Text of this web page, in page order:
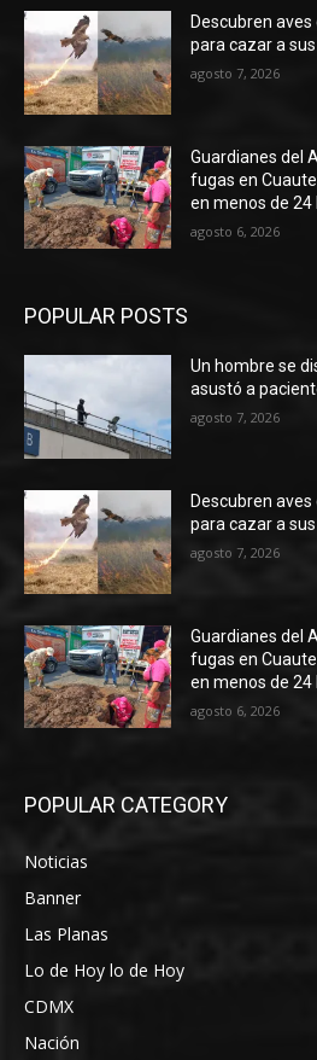
Descubren
para cazar a
agosto 7, 2026
Guardianes del
fugas en
en menos de 24
agosto 6, 2026
POPULAR POSTS
Un hombre se
asustó a
agosto 7, 2026
Descubren
para cazar a
agosto 7, 2026
Guardianes del
fugas en
en menos de 24
agosto 6, 2026
POPULAR CATEGORY
Noticias
Banner
Las Planas
Lo de Hoy lo de Hoy
CDMX
Nación